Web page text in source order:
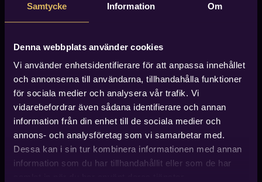
Samtycke Information Om
Denna webbplats använder cookies
Vi använder enhetsidentifierare för att anpassa innehållet
och annonserna till användarna, tillhandahålla funktioner
för sociala medier och analysera vår trafik. Vi
vidarebefordrar även sådana identifierare och annan
information från din enhet till de sociala medier och
annons- och analysföretag som vi samarbetar med.
Dessa kan i sin tur kombinera informationen med annan
information som du har tillhandahållit eller som de har
Hitta till Vox Hotel